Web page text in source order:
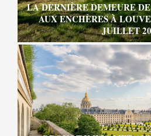
LA DERNIÈRE DEMEURE
AUX ENCHÈRES À
JUILLET